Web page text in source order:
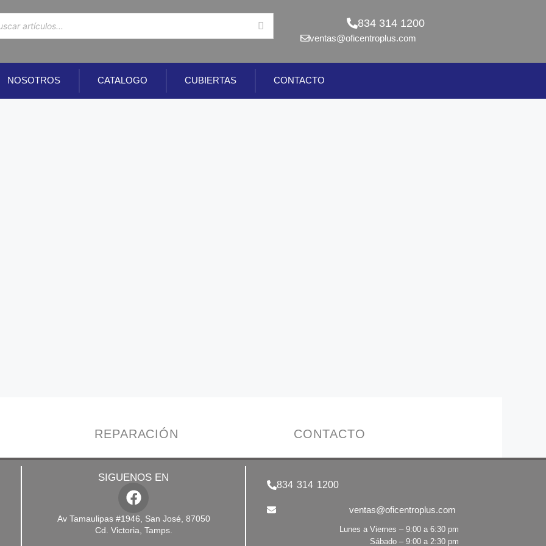
834 314 1200
ventas@oficentroplus.com
NOSOTROS CATALOGO CUBIERTAS CONTACTO
REPARACIÓN CONTACTO
SIGUENOS EN
Av Tamaulipas #1946, San José, 87050
Cd. Victoria, Tamps.
834 314 1200
ventas@oficentroplus.com
Lunes a Viernes – 9:00 a 6:30 pm
Sábado – 9:00 a 2:30 pm